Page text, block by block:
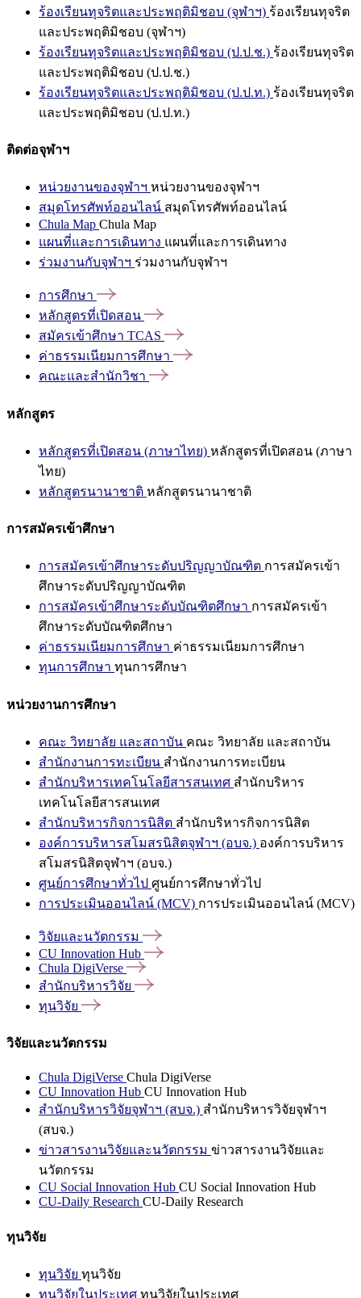
ร้องเรียนทุจริตและประพฤติมิชอบ (จุฬาฯ) ร้องเรียนทุจริต
และประพฤติมิชอบ (จุฬาฯ)
ร้องเรียนทุจริตและประพฤติมิชอบ (ป.ป.ช.) ร้องเรียนทุจริต
และประพฤติมิชอบ (ป.ป.ช.)
ร้องเรียนทุจริตและประพฤติมิชอบ (ป.ป.ท.) ร้องเรียนทุจริต
และประพฤติมิชอบ (ป.ป.ท.)
ติดต่อจุฬาฯ
หน่วยงานของจุฬาฯ หน่วยงานของจุฬาฯ
สมุดโทรศัพท์ออนไลน์ สมุดโทรศัพท์ออนไลน์
Chula Map Chula Map
แผนที่และการเดินทาง แผนที่และการเดินทาง
ร่วมงานกับจุฬาฯ ร่วมงานกับจุฬาฯ
การศึกษา
หลักสูตรที่เปิดสอน
สมัครเข้าศึกษา TCAS
ค่าธรรมเนียมการศึกษา
คณะและสำนักวิชา
หลักสูตร
หลักสูตรที่เปิดสอน (ภาษาไทย) หลักสูตรที่เปิดสอน (ภาษา
ไทย)
หลักสูตรนานาชาติ หลักสูตรนานาชาติ
การสมัครเข้าศึกษา
การสมัครเข้าศึกษาระดับปริญญาบัณฑิต การสมัครเข้า
ศึกษาระดับปริญญาบัณฑิต
การสมัครเข้าศึกษาระดับบัณฑิตศึกษา การสมัครเข้า
ศึกษาระดับบัณฑิตศึกษา
ค่าธรรมเนียมการศึกษา ค่าธรรมเนียมการศึกษา
ทุนการศึกษา ทุนการศึกษา
หน่วยงานการศึกษา
คณะ วิทยาลัย และสถาบัน คณะ วิทยาลัย และสถาบัน
สำนักงานการทะเบียน สำนักงานการทะเบียน
สำนักบริหารเทคโนโลยีสารสนเทศ สำนักบริหาร
เทคโนโลยีสารสนเทศ
สำนักบริหารกิจการนิสิต สำนักบริหารกิจการนิสิต
องค์การบริหารสโมสรนิสิตจุฬาฯ (อบจ.) องค์การบริหาร
สโมสรนิสิตจุฬาฯ (อบจ.)
ศูนย์การศึกษาทั่วไป ศูนย์การศึกษาทั่วไป
การประเมินออนไลน์ (MCV) การประเมินออนไลน์ (MCV)
วิจัยและนวัตกรรม
CU Innovation Hub
Chula DigiVerse
สำนักบริหารวิจัย
ทุนวิจัย
วิจัยและนวัตกรรม
Chula DigiVerse Chula DigiVerse
CU Innovation Hub CU Innovation Hub
สำนักบริหารวิจัยจุฬาฯ (สบจ.) สำนักบริหารวิจัยจุฬาฯ
(สบจ.)
ข่าวสารงานวิจัยและนวัตกรรม ข่าวสารงานวิจัยและ
นวัตกรรม
CU Social Innovation Hub CU Social Innovation Hub
CU-Daily Research CU-Daily Research
ทุนวิจัย
ทุนวิจัย ทุนวิจัย
ทุนวิจัยในประเทศ ทุนวิจัยในประเทศ